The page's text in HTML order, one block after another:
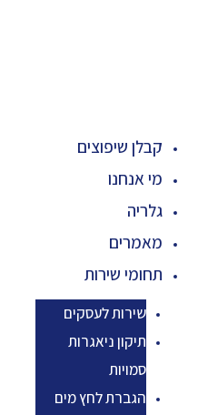
קבלן שיפוצים
מי אנחנו
גלריה
מאמרים
תחומי שירות
שירות לעסקים
תיקון ניאגרות
סמויות
הגברת לחץ מים